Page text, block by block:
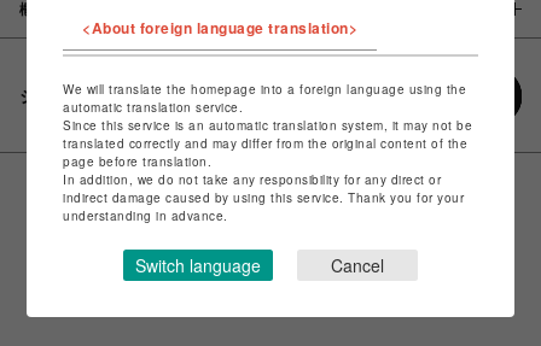
概要
シェアする
<About foreign language translation>
We will translate the homepage into a foreign language using the
automatic translation service.
Since this service is an automatic translation system, it may not be
translated correctly and may differ from the original content of the
page before translation.
In addition, we do not take any responsibility for any direct or
indirect damage caused by using this service. Thank you for your
understanding in advance.
Switch language Cancel